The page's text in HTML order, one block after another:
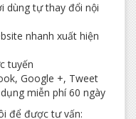
dùng tự thay đổi nội
nhanh xuất hiện
tuyến
Google +, Tweet
miễn phí 60 ngày
để được tư vấn: